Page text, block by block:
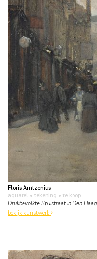
Floris Arntzenius
aquarel • tekening • te koop
Drukbevolkte Spuistraat in Den Haag
bekijk kunstwerk